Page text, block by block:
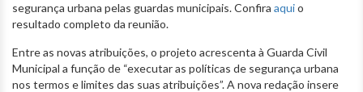
segurança urbana pelas guardas municipais. Confira aquio
resultado completo da reunião.
Entre as novas atribuições, o projeto acrescenta à Guarda Civil
Municipal a função de “executar as políticas de segurança urbana
nos termos e limites das suas atribuições”. A nova redação insere